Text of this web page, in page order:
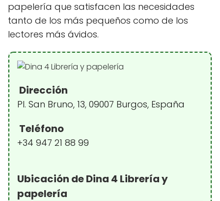
papelería que satisfacen las necesidades
tanto de los más pequeños como de los
lectores más ávidos.
Dirección
Pl. San Bruno, 13, 09007 Burgos, España
Teléfono
+34 947 21 88 99
Ubicación de Dina 4 Librería y
papelería